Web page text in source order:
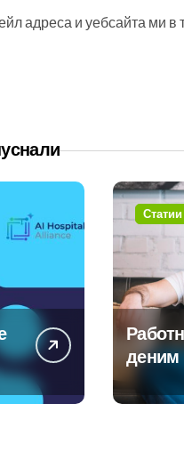
адреса и уебсайта ми
Статии
деним